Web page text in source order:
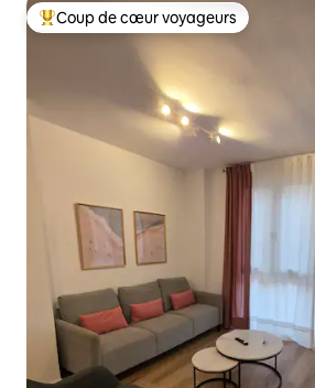
Coups de cœur voyageurs les plus
Coup de cœur voyageurs